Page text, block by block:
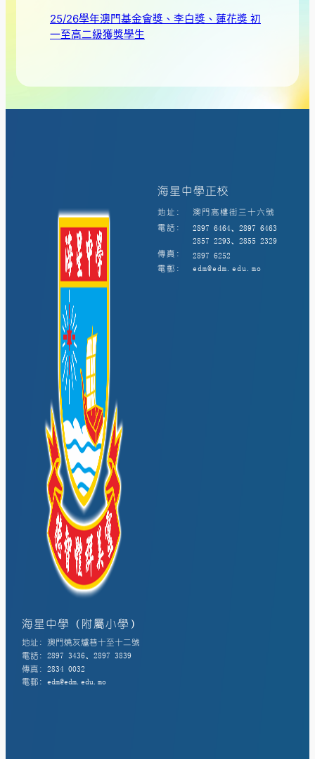
25/26學年澳門基金會獎、李白獎、蓮花獎 初
一至高二級獲獎學生
海星中學正校
地址:
澳門高樓街三十六號
電話:
2897 6464、2897 6463
2857 2293、2855 2329
傳真:
2897 6252
電郵:
edm@edm.edu.mo
海星中學（附屬小學）
地址: 澳門燒灰爐巷十至十二號
電話: 2897 3436、2897 3839
傳真: 2834 0032
電郵: edm@edm.edu.mo